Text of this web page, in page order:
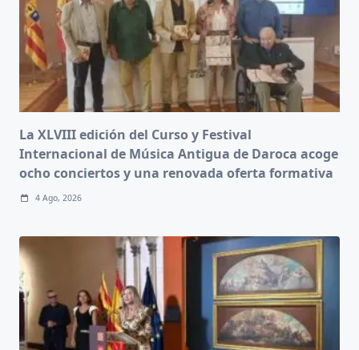
La XLVIII edición del Curso y Festival
Internacional de Música Antigua de Daroca acoge
ocho conciertos y una renovada oferta formativa
4 Ago, 2026